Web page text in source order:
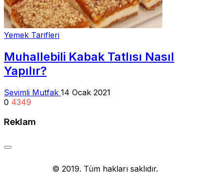
Yemek Tarifleri
Muhallebili Kabak Tatlısı Nasıl
Yapılır?
Sevimli Mutfak 14 Ocak 2021
0 4349
Reklam
© 2019. Tüm hakları saklıdır.